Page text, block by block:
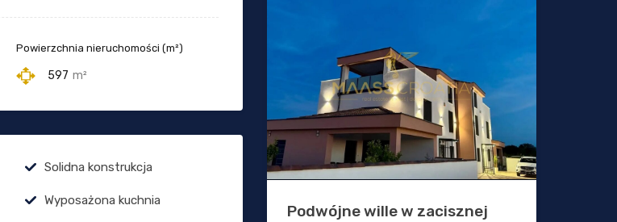
Powierzchnia nieruchomości (m²)
597 m²
Solidna konstrukcja
Wyposażona kuchnia
Podwójne wille w zacisznej